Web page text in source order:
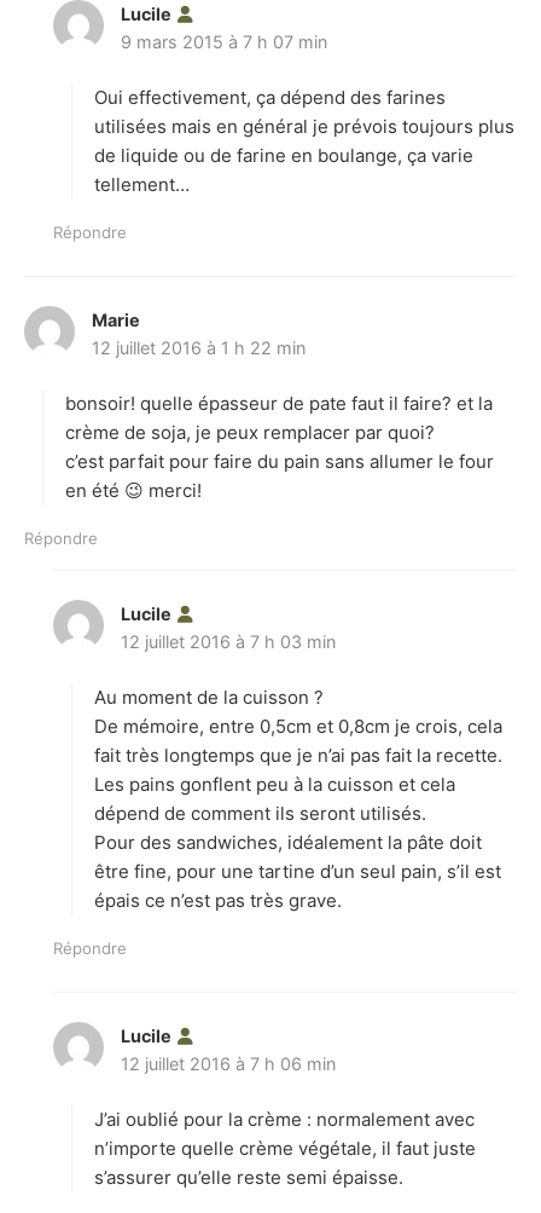
Lucile
i
:
9 mars 2015 à 7 h 07 min
Oui effectivement, ça dépend des farines
utilisées mais en général je prévois toujours plus
de liquide ou de farine en boulange, ça varie
tellement…
Répondre
Marie
i
:
12 juillet 2016 à 1 h 22 min
bonsoir! quelle épasseur de pate faut il faire? et la
crème de soja, je peux remplacer par quoi?
c’est parfait pour faire du pain sans allumer le four
en été 😉 merci!
Répondre
Lucile
i
12 juillet 2016 à 7 h 03 min
Au moment de la cuisson ?
De mémoire, entre 0,5cm et 0,8cm je crois, cela
fait très longtemps que je n’ai pas fait la recette.
Les pains gonflent peu à la cuisson et cela
dépend de comment ils seront utilisés.
Pour des sandwiches, idéalement la pâte doit
être fine, pour une tartine d’un seul pain, s’il est
épais ce n’est pas très grave.
Répondre
Lucile
i
:
12 juillet 2016 à 7 h 06 min
J’ai oublié pour la crème : normalement avec
n’importe quelle crème végétale, il faut juste
s’assurer qu’elle reste semi épaisse.